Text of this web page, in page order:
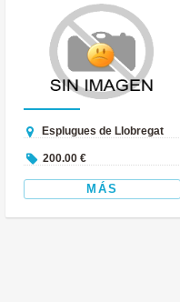
(GRABACIÓN + EDICIÓN)
— 200€...
Esplugues de Llobregat
200.00 €
MÁS